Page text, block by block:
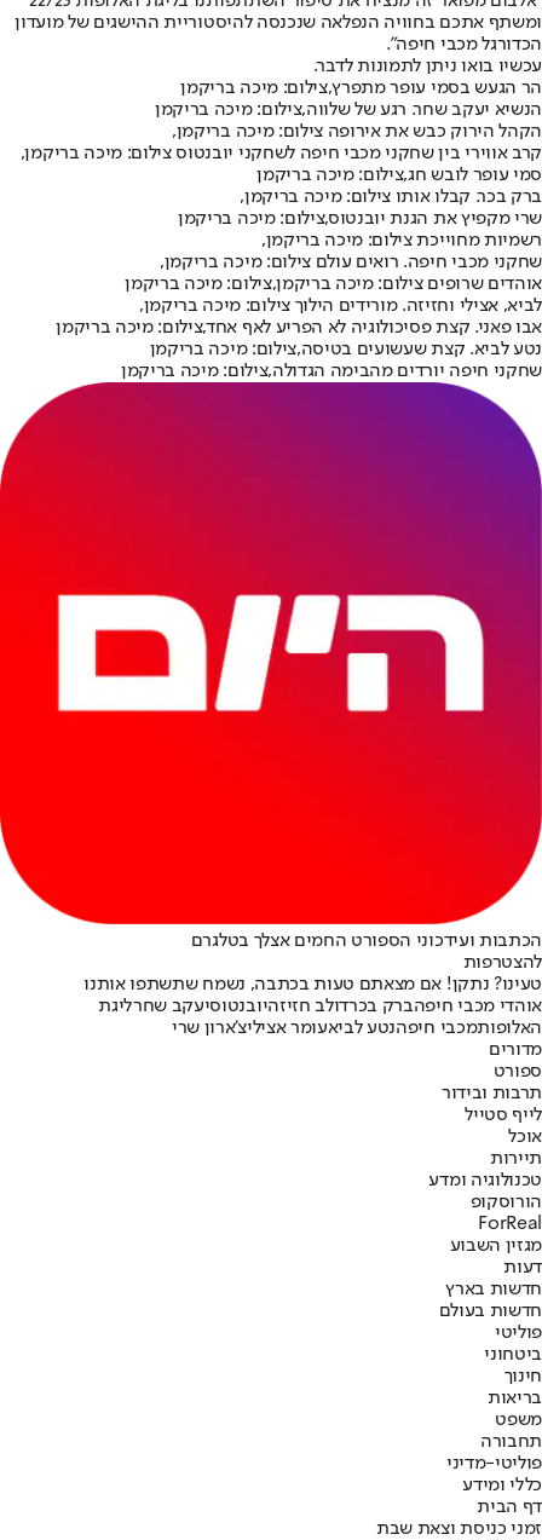
ומשתף אתכם בחוויה הנפלאה שנכנסה להיסטוריית ההישגים של מועדון
הכדורגל מכבי חיפה".
עכשיו בואו ניתן לתמונות לדבר.
הר הגעש בסמי עופר מתפרץ,צילום: מיכה בריקמן
הנשיא יעקב שחר. רגע של שלווה,צילום: מיכה בריקמן
הקהל הירוק כבש את אירופה צילום: מיכה בריקמן,
קרב אווירי בין שחקני מכבי חיפה לשחקני יובנטוס צילום: מיכה בריקמן,
סמי עופר לובש חג,צילום: מיכה בריקמן
ברק בכר. קבלו אותו צילום: מיכה בריקמן,
שרי מקפיץ את הגנת יובנטוס,צילום: מיכה בריקמן
רשמיות מחוייכת צילום: מיכה בריקמן,
שחקני מכבי חיפה. רואים עולם צילום: מיכה בריקמן,
אוהדים שרופים צילום: מיכה בריקמן,צילום: מיכה בריקמן
לביא, אצילי וחזיזה. מורידים הילוך צילום: מיכה בריקמן,
אבו פאני. קצת פסיכולוגיה לא הפריע לאף אחד,צילום: מיכה בריקמן
נטע לביא. קצת שעשועים בטיסה,צילום: מיכה בריקמן
שחקני חיפה יורדים מהבימה הגדולה,צילום: מיכה בריקמן
הכתבות ועידכוני הספורט החמים אצלך בטלגרם
להצטרפות
טעינו? נתקן! אם מצאתם טעות בכתבה, נשמח שתשתפו אותנו
אוהדי מכבי חיפהברק בכרדולב חזיזהיובנטוסיעקב שחרליגת
האלופותמכבי חיפהנטע לביאעומר אציליצ'ארון שרי
מדורים
ספורט
תרבות ובידור
לייף סטייל
אוכל
תיירות
טכנולוגיה ומדע
הורוסקופ
ForReal
מגזין השבוע
דעות
חדשות בארץ
חדשות בעולם
פוליטי
ביטחוני
חינוך
בריאות
משפט
תחבורה
פוליטי-מדיני
כללי ומידע
דף הבית
זמני כניסת וצאת שבת